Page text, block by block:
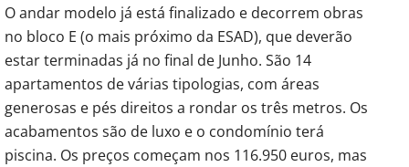
O andar modelo já está finalizado e decorrem obras
no bloco E (o mais próximo da ESAD), que deverão
estar terminadas já no final de Junho. São 14
apartamentos de várias tipologias, com áreas
generosas e pés direitos a rondar os três metros. Os
acabamentos são de luxo e o condomínio terá
piscina. Os preços começam nos 116.950 euros, mas